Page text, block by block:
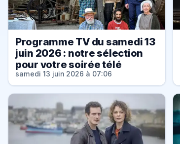
Programme TV du samedi 13
juin 2026 : notre sélection
pour votre soirée télé
samedi 13 juin 2026 à 07:06